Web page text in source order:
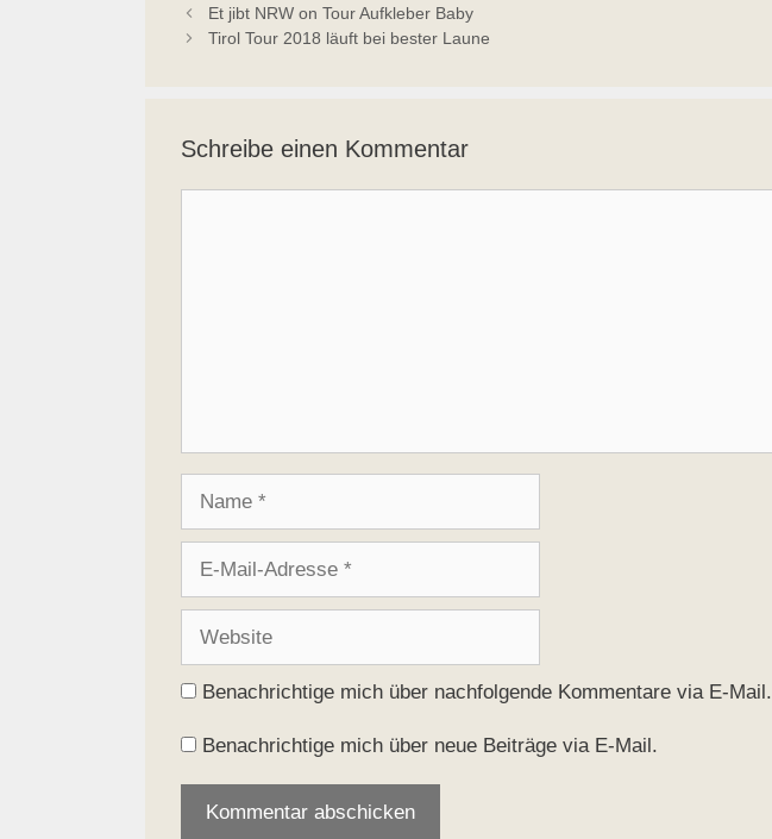
Et jibt NRW on Tour Aufkleber Baby
Tirol Tour 2018 läuft bei bester Laune
Schreibe einen Kommentar
Adresse
Benachrichtige mich über nachfolgende Kommentare via E-Mail.
Benachrichtige mich über neue Beiträge via E-Mail.